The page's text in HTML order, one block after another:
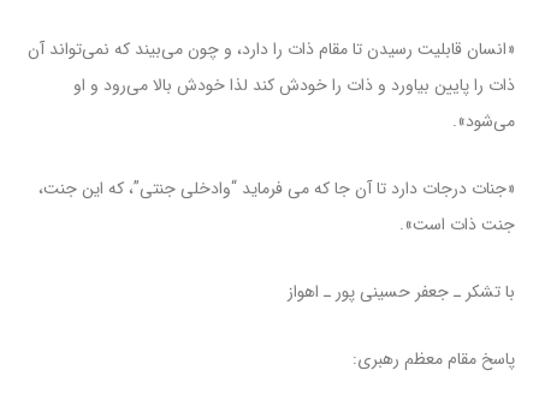
«انسان قابلیت رسیدن تا مقام ذات را دارد، و چون می‌بیند که نمی‌تواند آن
ذات را پایین بیاورد و ذات را خودش کند لذا خودش بالا می‌رود و او
می‌شود».
«جنات درجات دارد تا آن جا که می فرماید “وادخلی جنتی”، که این جنت،
جنت ذات است».
با تشکر ـ جعفر حسینی پور ـ اهواز
پاسخ مقام معظم رهبری: